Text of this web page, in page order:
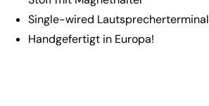
Single-wired Lautsprecherterminal
Handgefertigt in Europa!